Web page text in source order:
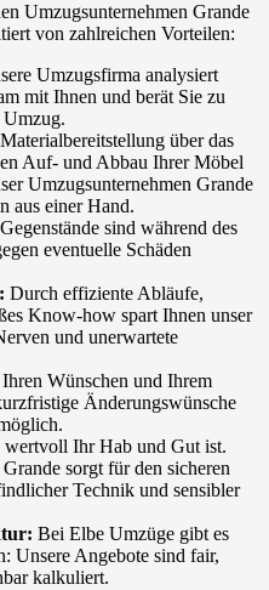
Umzugsunternehmen Grande
von zahlreichen Vorteilen:
Umzugsfirma analysiert
mit Ihnen und berät Sie zu
Umzug.
über das
Auf- und Abbau Ihrer Möbel
Umzugsunternehmen Grande
aus einer Hand.
sind während des
eventuelle Schäden
Durch effiziente Abläufe,
Know-how spart Ihnen unser
und unerwartete
Wünschen und Ihrem
Änderungswünsche
Ihr Hab und Gut ist.
sorgt für den sicheren
Technik und sensibler
Bei Elbe Umzüge gibt es
Unsere Angebote sind fair,
kalkuliert.